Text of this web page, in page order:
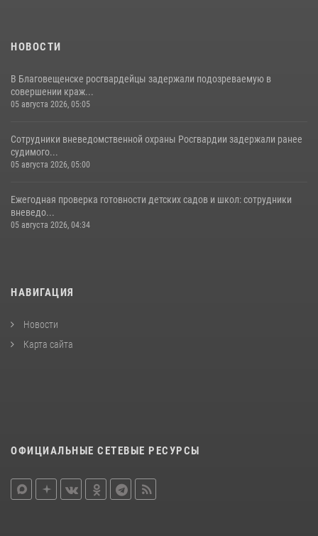
НОВОСТИ
В Благовещенске росгвардейцы задержали подозреваемую в
совершении краж...
05 августа 2026, 05:05
Сотрудники вневедомственной охраны Росгвардии задержали ранее
судимого...
05 августа 2026, 05:00
Ежегодная проверка готовности детских садов и школ: сотрудники
вневедо...
05 августа 2026, 04:34
НАВИГАЦИЯ
Новости
Карта сайта
ОФИЦИАЛЬНЫЕ СЕТЕВЫЕ РЕСУРСЫ